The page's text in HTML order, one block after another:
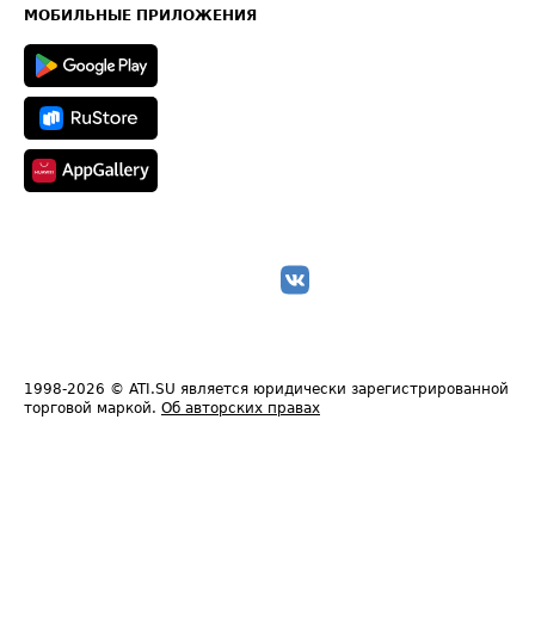
Техническая информация
МОБИЛЬНЫЕ ПРИЛОЖЕНИЯ
1998-2026 © ATI.SU является юридически зарегистрированной
торговой маркой. Об авторских правах